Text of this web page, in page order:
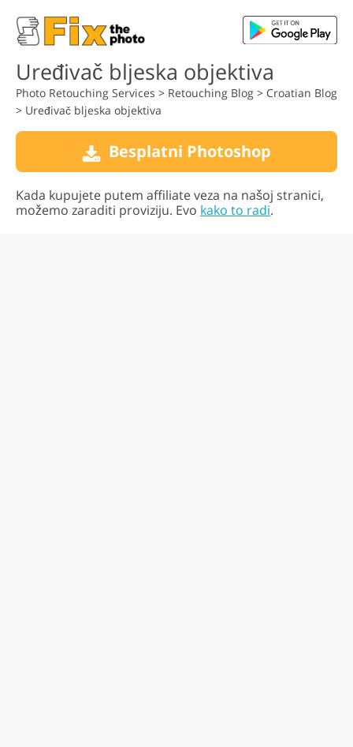
Uređivač bljeska objektiva
Photo Retouching Services > Retouching Blog > Croatian Blog
> Uređivač bljeska objektiva
Besplatni Photoshop
Kada kupujete putem affiliate veza na našoj stranici,
možemo zaraditi proviziju. Evo kako to radi.